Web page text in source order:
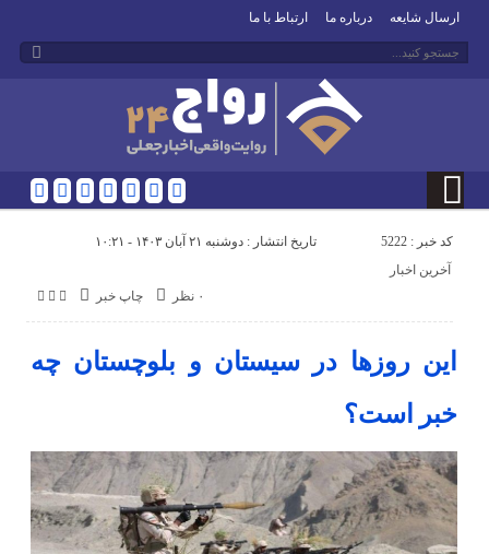
ارسال شایعه درباره ما ارتباط با ما
کد خبر : 5222 تاریخ انتشار : دوشنبه ۲۱ آبان ۱۴۰۳ - ۱۰:۲۱
چاپ خبر ۰ نظر
آخرین اخبار
این روز‌ها در سیستان و بلوچستان چه
خبر است؟